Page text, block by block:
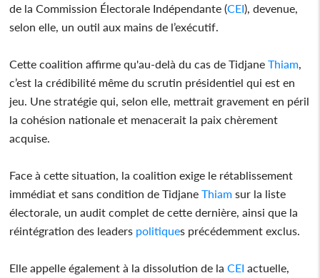
de la Commission Électorale Indépendante (CEI), devenue,
selon elle, un outil aux mains de l’exécutif.
Cette coalition affirme qu'au-delà du cas de TidjaneThiam
c’est la crédibilité même du scrutin présidentiel qui est en
jeu. Une stratégie qui, selon elle, mettrait gravement en péril
la cohésion nationale et menacerait la paix chèrement
acquise.
Face à cette situation, la coalition exige le rétablissement
immédiat et sans condition de TidjaneThiam sur la liste
électorale, un audit complet de cette dernière, ainsi que la
réintégration des leaders politiques précédemment exclus.
Elle appelle également à la dissolution de laCEI actuelle,